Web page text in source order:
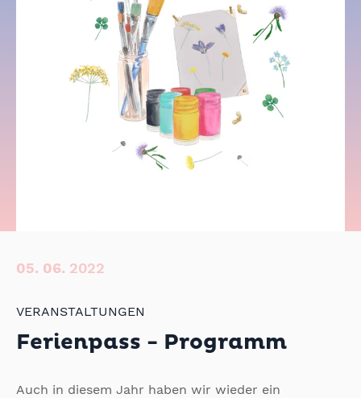
05. 06. 2022
VERANSTALTUNGEN
Ferienpass - Programm
Auch in diesem Jahr haben wir wieder ein